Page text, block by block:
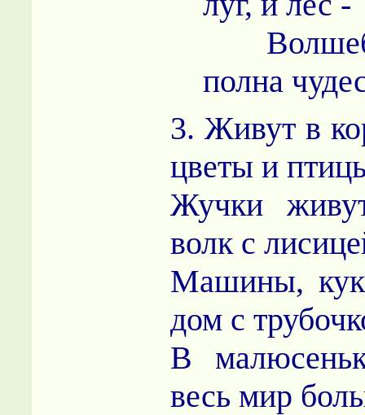
полна
3. Живут в
цветы и
Жучки
волк с
Машины,
дом с
В
весь мир